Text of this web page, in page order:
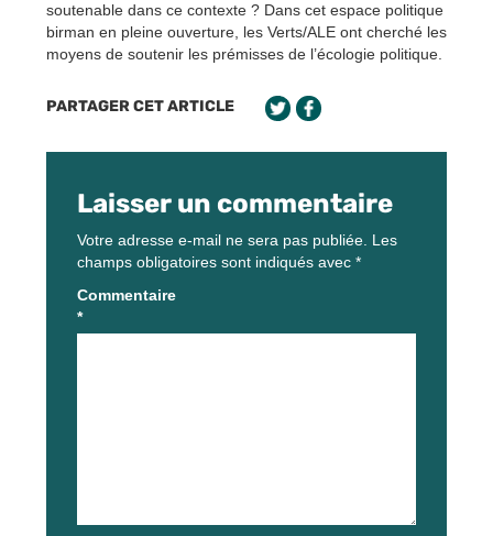
soutenable dans ce contexte ? Dans cet espace politique
birman en pleine ouverture, les Verts/ALE ont cherché les
moyens de soutenir les prémisses de l’écologie politique.
PARTAGER CET ARTICLE
Laisser un commentaire
Votre adresse e-mail ne sera pas publiée. Les
champs obligatoires sont indiqués avec *
Commentaire
*